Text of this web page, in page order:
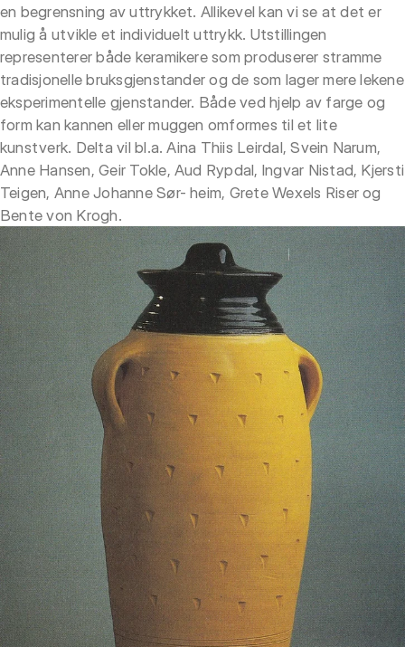
en begrensning av uttrykket. Allikevel kan vi se at det er
mulig å utvikle et individuelt uttrykk. Utstillingen
representerer både keramikere som produserer stramme
tradisjonelle bruksgjenstander og de som lager mere lekene
eksperimentelle gjenstander. Både ved hjelp av farge og
form kan kannen eller muggen omformes til et lite
kunstverk. Delta vil bl.a. Aina Thiis Leirdal, Svein Narum,
Anne Hansen, Geir Tokle, Aud Rypdal, lngvar Nistad, Kjersti
Teigen, Anne Johanne Sør- heim, Grete Wexels Riser og
Bente von Krogh.